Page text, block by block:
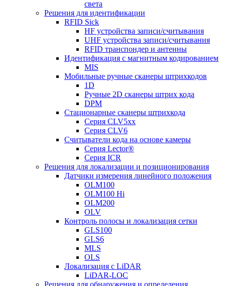
света
Решения для идентификации
RFID Sick
HF устройства записи/считывания
UHF устройства записи/считывания
RFID транспондер и антенны
Идентификация с магнитным кодированием
MIS
Мобильные ручные сканеры штрихкодов
1D
Ручные 2D сканеры штрих кода
DPM
Стационарные сканеры штрихкода
Серия CLV5xx
Серия CLV6
Считыватели кода на основе камеры
Серия Lector®
Серия ICR
Решения для локализации и позиционирования
Датчики измерения линейного положения
OLM100
OLM100 Hi
OLM200
OLV
Контроль полосы и локализация сетки
GLS100
GLS6
MLS
OLS
Локализация с LiDAR
LiDAR-LOC
Решения для обнаружения и определения